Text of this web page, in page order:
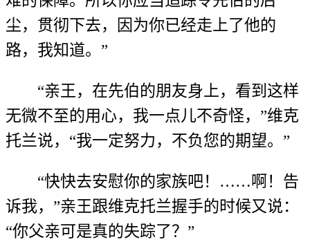
尘，贯彻下去，因为你已经走上了他的
路，我知道。”
“亲王，在先伯的朋友身上，看到这样
无微不至的用心，我一点儿不奇怪，”维克
托兰说，“我一定努力，不负您的期望。”
“快快去安慰你的家族吧！……啊！告
诉我，”亲王跟维克托兰握手的时候又说：
“你父亲可是真的失踪了？”